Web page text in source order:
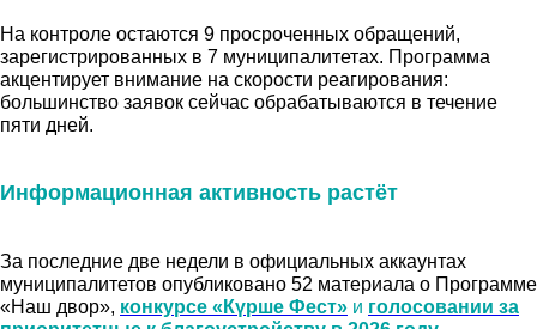
На контроле остаются 9 просроченных обращений,
зарегистрированных в 7 муниципалитетах. Программа
акцентирует внимание на скорости реагирования:
большинство заявок сейчас обрабатываются в течение
пяти дней.
Информационная активность растёт
За последние две недели в официальных аккаунтах
муниципалитетов опубликовано 52 материала о Программе
«Наш двор», конкурсе «Күрше Фест» и голосовании за